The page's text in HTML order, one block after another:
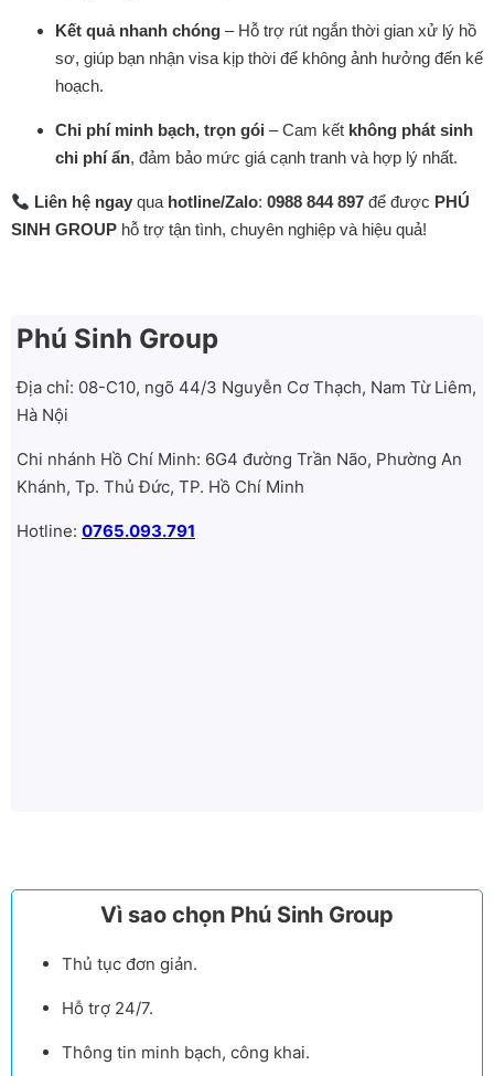
Kết quả nhanh chóng – Hỗ trợ rút ngắn thời gian xử lý hồ
sơ, giúp bạn nhận visa kịp thời để không ảnh hưởng đến kế
hoạch.
Chi phí minh bạch, trọn gói – Cam kết không phát sinh
chi phí ẩn, đảm bảo mức giá cạnh tranh và hợp lý nhất.
Liên hệ ngay qua hotline/Zalo:0988 844 897 để được PHÚ
SINH GROUP hỗ trợ tận tình, chuyên nghiệp và hiệu quả!
Phú Sinh Group
Địa chỉ: 08-C10, ngõ 44/3 Nguyễn Cơ Thạch, Nam Từ Liêm,
Hà Nội
Chi nhánh Hồ Chí Minh: 6G4 đường Trần Não, Phường An
Khánh, Tp. Thủ Đức, TP. Hồ Chí Minh
Hotline: 0765.093.791
Vì sao chọn Phú Sinh Group
Thủ tục đơn giản.
Hỗ trợ 24/7.
Thông tin minh bạch, công khai.